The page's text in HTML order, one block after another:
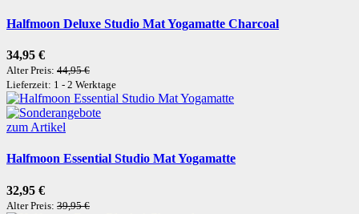
Halfmoon Deluxe Studio Mat Yogamatte Charcoal
34,95 €
Alter Preis: 44,95 €
Lieferzeit: 1 - 2 Werktage
zum Artikel
Halfmoon Essential Studio Mat Yogamatte
32,95 €
Alter Preis: 39,95 €